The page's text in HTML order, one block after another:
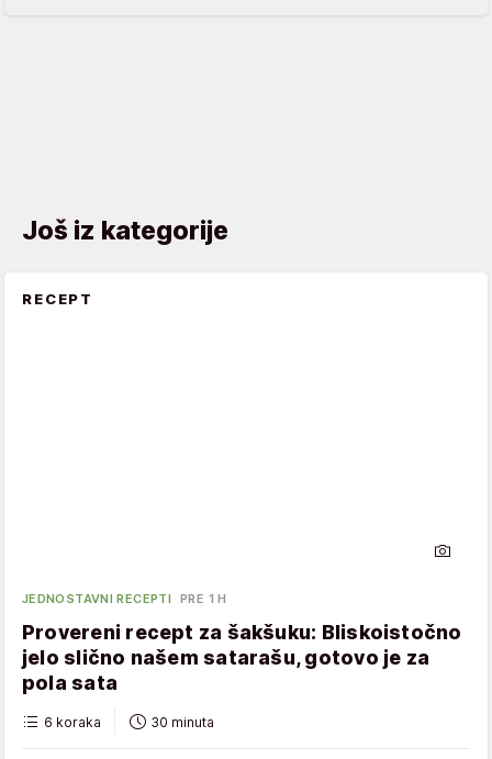
Još iz kategorije
RECEPT
JEDNOSTAVNI RECEPTI PRE 1 H
Provereni recept za šakšuku: Bliskoistočno
jelo slično našem satarašu, gotovo je za
pola sata
6 koraka 30 minuta